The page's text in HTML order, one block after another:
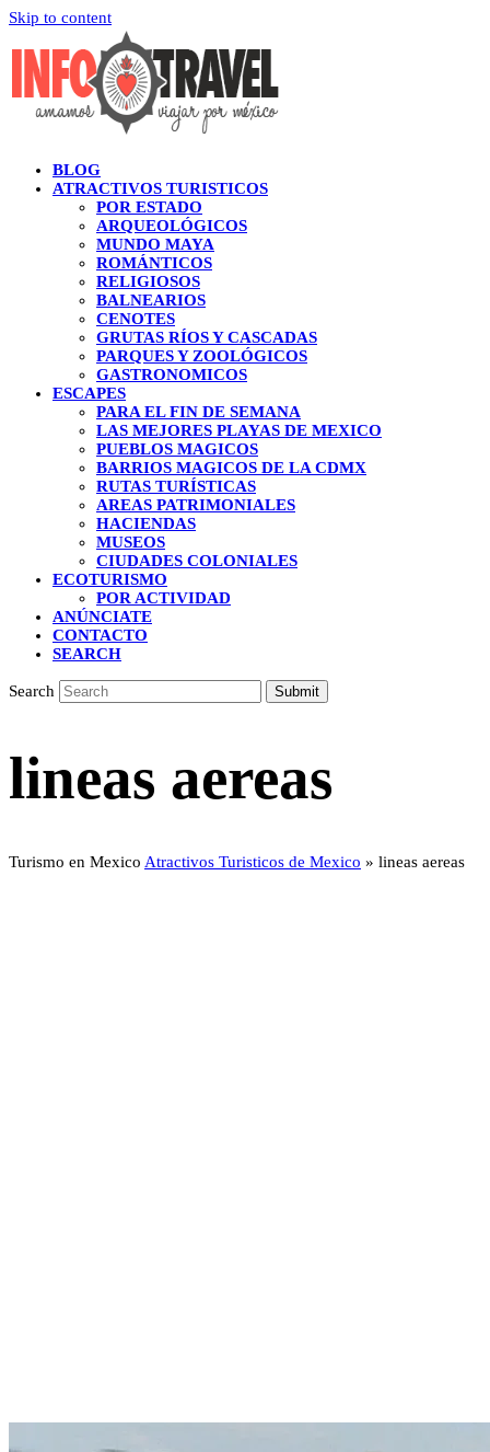
Skip to content
BLOG
ATRACTIVOS TURISTICOS
POR ESTADO
ARQUEOLÓGICOS
MUNDO MAYA
ROMÁNTICOS
RELIGIOSOS
BALNEARIOS
CENOTES
GRUTAS RÍOS Y CASCADAS
PARQUES Y ZOOLÓGICOS
GASTRONOMICOS
ESCAPES
PARA EL FIN DE SEMANA
LAS MEJORES PLAYAS DE MEXICO
PUEBLOS MAGICOS
BARRIOS MAGICOS DE LA CDMX
RUTAS TURÍSTICAS
AREAS PATRIMONIALES
HACIENDAS
MUSEOS
CIUDADES COLONIALES
ECOTURISMO
POR ACTIVIDAD
ANÚNCIATE
CONTACTO
SEARCH
Search Submit
lineas aereas
Turismo en Mexico Atractivos Turisticos de Mexico » lineas aereas